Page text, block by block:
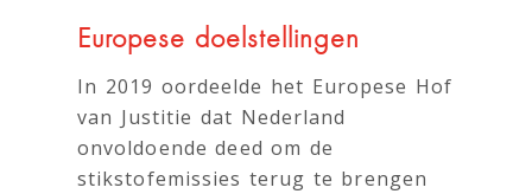
Europese doelstellingen
In 2019 oordeelde het Europese Hof
van Justitie dat Nederland
onvoldoende deed om de
stikstofemissies terug te brengen